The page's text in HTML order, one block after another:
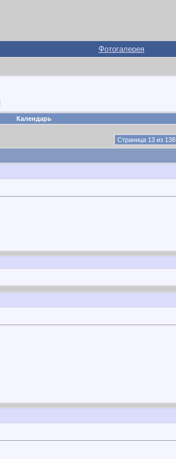
Фотогалерея
Календарь
Страница 13 из 138